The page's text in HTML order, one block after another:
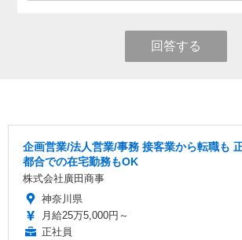
回答する
企画営業/法人営業/事務 接客業から転職も
都合での在宅勤務もOK
株式会社廣田商事
神奈川県
月給25万5,000円～
正社員